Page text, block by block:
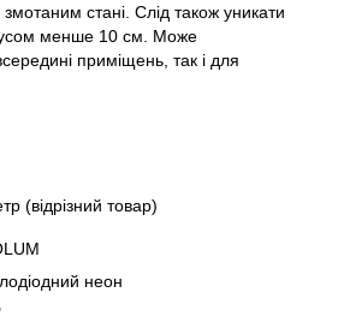
стані. Слід також уникати
менше 10 см. Може
приміщень, так і для
(відрізний товар)
неон